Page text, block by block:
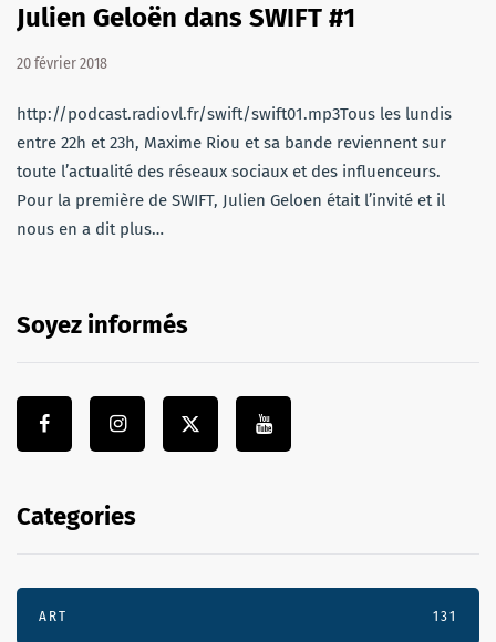
Julien Geloën dans SWIFT #1
20 février 2018
http://podcast.radiovl.fr/swift/swift01.mp3Tous les lundis
entre 22h et 23h, Maxime Riou et sa bande reviennent sur
toute l’actualité des réseaux sociaux et des influenceurs.
Pour la première de SWIFT, Julien Geloen était l’invité et il
nous en a dit plus…
Soyez informés
Categories
ART 131